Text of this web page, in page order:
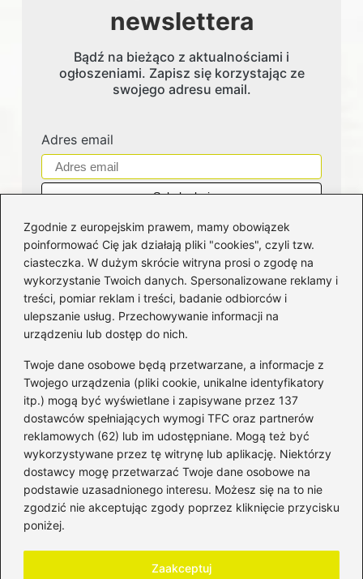
Zgodnie z europejskim prawem, mamy obowiązek
poinformować Cię jak działają pliki "cookies", czyli tzw.
ciasteczka. W dużym skrócie witryna prosi o zgodę na
wykorzystanie Twoich danych. Spersonalizowane reklamy i
treści, pomiar reklam i treści, badanie odbiorców i
ulepszanie usług. Przechowywanie informacji na
urządzeniu lub dostęp do nich.
Twoje dane osobowe będą przetwarzane, a informacje z
Twojego urządzenia (pliki cookie, unikalne identyfikatory
itp.) mogą być wyświetlane i zapisywane przez 137
dostawców spełniających wymogi TFC oraz partnerów
reklamowych (62) lub im udostępniane. Mogą też być
wykorzystywane przez tę witrynę lub aplikację. Niektórzy
dostawcy mogę przetwarzać Twoje dane osobowe na
podstawie uzasadnionego interesu. Możesz się na to nie
zgodzić nie akceptując zgody poprzez kliknięcie przycisku
poniżej.
Zaakceptuj
newslettera
Bądź na bieżąco z aktualnościami i
ogłoszeniami. Zapisz się korzystając ze
swojego adresu email.
Adres email
Kategorie
Bankowość (182)
Fundusze
(36)
Giełda(28)
Inwestycje(49)
Rentowność(32)
Rozliczenia(196)
Świadczenia socjalne(59)
Waluty(21)
Windykacja(49)